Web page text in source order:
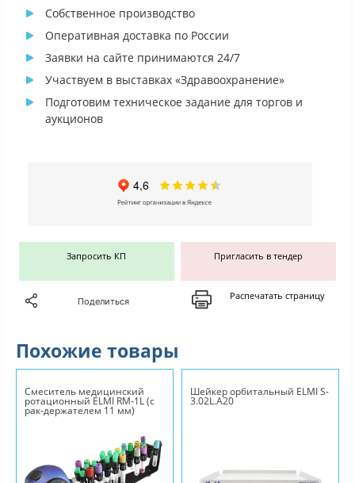
Собственное производство
Оперативная доставка по России
Заявки на сайте принимаются 24/7
Участвуем в выставках «Здравоохранение»
Подготовим техническое задание для торгов и
аукционов
Запросить КП Пригласить в тендер
Поделиться Распечатать страницу
Похожие товары
Смеситель медицинский
ротационный ELMI RM-1L (с
рак-держателем 11 мм)
Шейкер орбитальный ELMI S-
3.02L.А20